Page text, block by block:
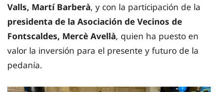
Valls, Martí Barberà, y con la participación de la
presidenta de la Asociación de Vecinos de
Fontscaldes, Mercè Avellà, quien ha puesto en
valor la inversión para el presente y futuro de la
pedanía.